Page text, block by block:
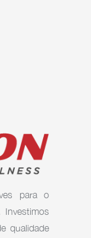
para o
qualidade